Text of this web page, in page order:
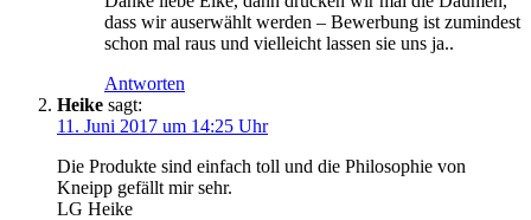
dass wir auserwählt werden – Bewerbung ist zumindest
schon mal raus und vielleicht lassen sie uns ja..
Antworten
Heike sagt:
11. Juni 2017 um 14:25 Uhr
Die Produkte sind einfach toll und die Philosophie von
Kneipp gefällt mir sehr.
LG Heike